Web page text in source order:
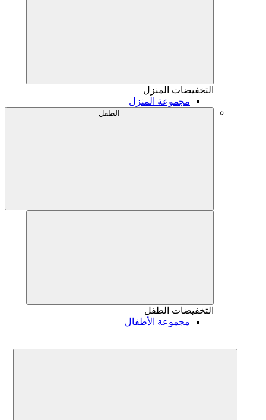
التخفيضات المنزل
مجموعة المنزل
الطفل
التخفيضات الطفل
مجموعة الأطفال